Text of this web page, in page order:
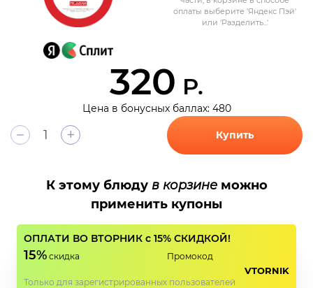
оплаты выберите 'Яндекс Пэй'
или 'Разделить...'
320 Р.
Цена в бонусных баллах: 480
+ Купить
К этому блюду в корзинеможно
применить купоны
ОПЛАТИ ВО ВТОРНИК с 15% СКИДКОЙ!
15% скидка Промокод
VTORNIK
Только для зарегистрированных пользователей